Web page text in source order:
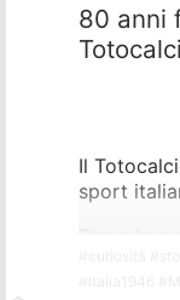
80 anni
Il
sport
Dopo la
con 12